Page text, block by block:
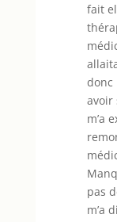
fait
donc
avoir
m’a
pas
m’a